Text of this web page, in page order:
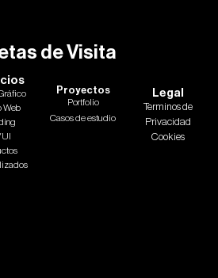
de Visita
Web
Proyectos
Portfolio
Casos de estudio
Legal
Terminos de
Privacidad
Cookies